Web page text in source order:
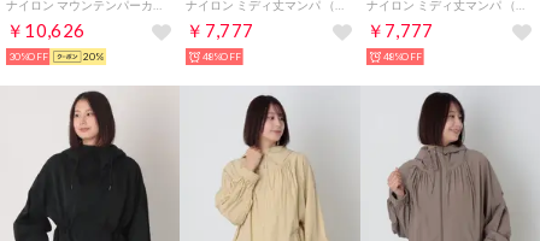
￥10,626
30%OFF 20%
￥7,777
48%OFF
￥7,777
48%OFF